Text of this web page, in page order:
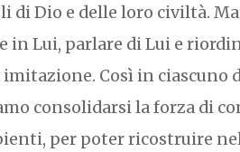
di Dio e delle loro civiltà.
in Lui, parlare di Lui e
imitazione. Così in ciascuno
consolidarsi la forza di
per poter ricostruire